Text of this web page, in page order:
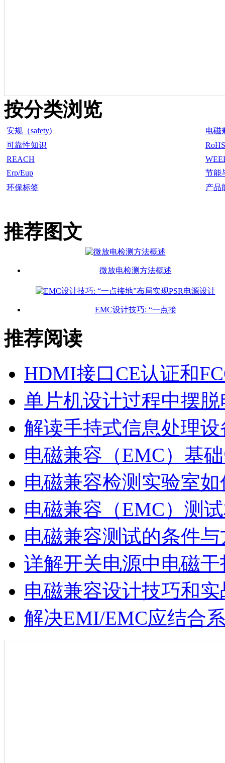
按分类浏览
安规（safety)
电磁
可靠性知识
RoHS
REACH
Erp/Eup
节能
环保标签
产品
推荐图文
微放电检测方法概述
EMC设计技巧: “一点接
推荐阅读
HDMI接口CE认证和
单片机设计过程中摆
解读手持式信息处理
电磁兼容（EMC）基
电磁兼容检测实验室
电磁兼容（EMC）测
电磁兼容测试的条件与
详解开关电源中电磁
电磁兼容设计技巧和
解决EMI/EMC应结合